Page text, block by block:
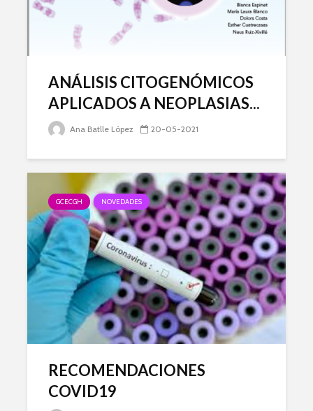
ANÁLISIS CITOGENÓMICOS
APLICADOS A NEOPLASIAS...
Ana Batlle López 20-05-2021
GCECGH NOVEDADES
RECOMENDACIONES
COVID19